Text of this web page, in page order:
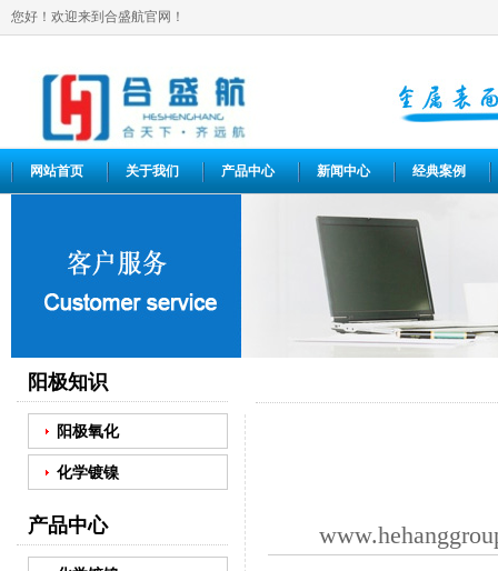
您好！欢迎来到合盛航官网！
网站首页 关于我们 产品中心 新闻中心 经典案例
阳极知识
阳极氧化
化学镀镍
产品中心